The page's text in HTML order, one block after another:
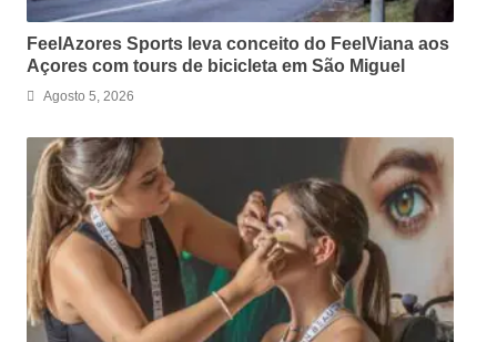
FeelAzores Sports leva conceito do FeelViana aos
Açores com tours de bicicleta em São Miguel
Agosto 5, 2026